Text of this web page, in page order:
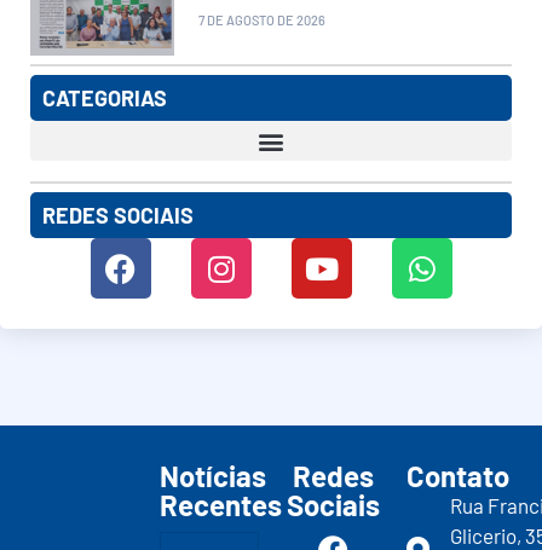
7 DE AGOSTO DE 2026
CATEGORIAS
REDES SOCIAIS
Notícias
Recentes
Redes
Sociais
Contato
Rua
Glicerio,